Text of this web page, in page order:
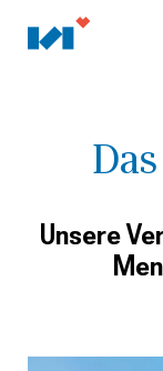
Unsere